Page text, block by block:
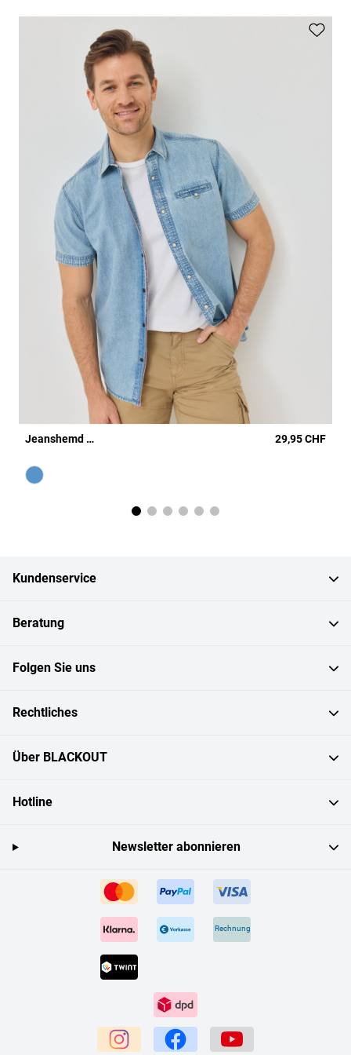
Jeanshemd mit Druckknöpfen 29,95 CHF
Farbe
light used
Kundenservice
Beratung
Folgen Sie uns
Rechtliches
Über BLACKOUT
Hotline
Rechnung
Newsletter abonnieren